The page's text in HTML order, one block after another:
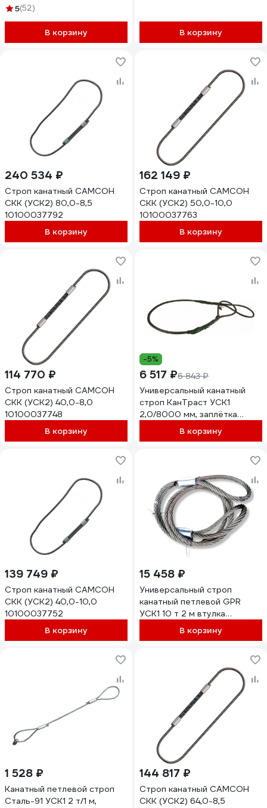
7930124360847
5(52)
В корзину В корзину
240 534 ₽
Строп канатный САМСОН
СКК (УСК2) 80,0-8,5
10100037792
В корзину
162 149 ₽
Строп канатный САМСОН
СКК (УСК2) 50,0-10,0
10100037763
В корзину
114 770 ₽
Строп канатный САМСОН
СКК (УСК2) 40,0-8,0
10100037748
В корзину
-5%
6 517 ₽6 843 ₽
Универсальный канатный
строп КанТраст УСК1
2,0/8000 мм, заплётка
USK1Z28000В корзину
139 749 ₽
Строп канатный САМСОН
СКК (УСК2) 40,0-10,0
10100037752
В корзину
15 458 ₽
Универсальный строп
канатный петлевой GPR
УСК1 10 т 2 м втулка
4631171104561В корзину
1 528 ₽
Канатный петлевой строп
Сталь-91 УСК1 2 т/1 м,
144 817 ₽
Строп канатный САМСОН
СКК (УСК2) 64,0-8,5